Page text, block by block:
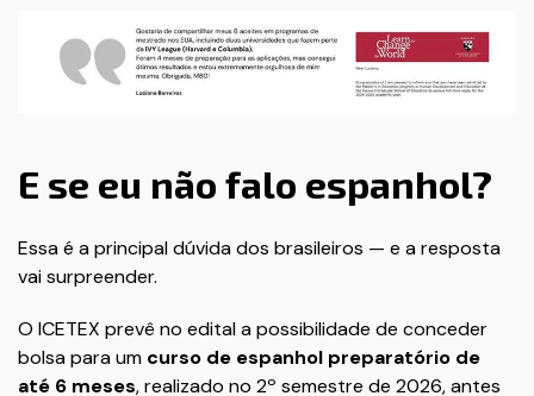
E se eu não falo espanhol?
Essa é a principal dúvida dos brasileiros — e a resposta
vai surpreender.
O ICETEX prevê no edital a possibilidade de conceder
bolsa para um curso de espanhol preparatório de
até 6 meses, realizado no 2º semestre de 2026, antes